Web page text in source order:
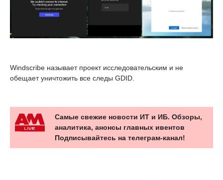
Windscribe называет проект исследовательским и не
обещает уничтожить все следы GDID.
Самые свежие новости ИТ и ИБ. Обзоры,
аналитика, анонсы главных ивентов
Подписывайтесь на телеграм-канал!